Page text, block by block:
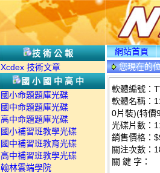
技術公報
Xcdex 技術文章
國小國中高中
國小命題題庫光碟
國中命題題庫光碟
高中命題題庫光碟
國小補習班教學光碟
國中補習班教育光碟
高中補習班教學光碟
翰林雲端學院
網站首頁
您現在的
軟體編號：
軟體名稱：
0片裝)(特價
光碟片數：
銷售價格：
關注次數：
關 鍵 字：